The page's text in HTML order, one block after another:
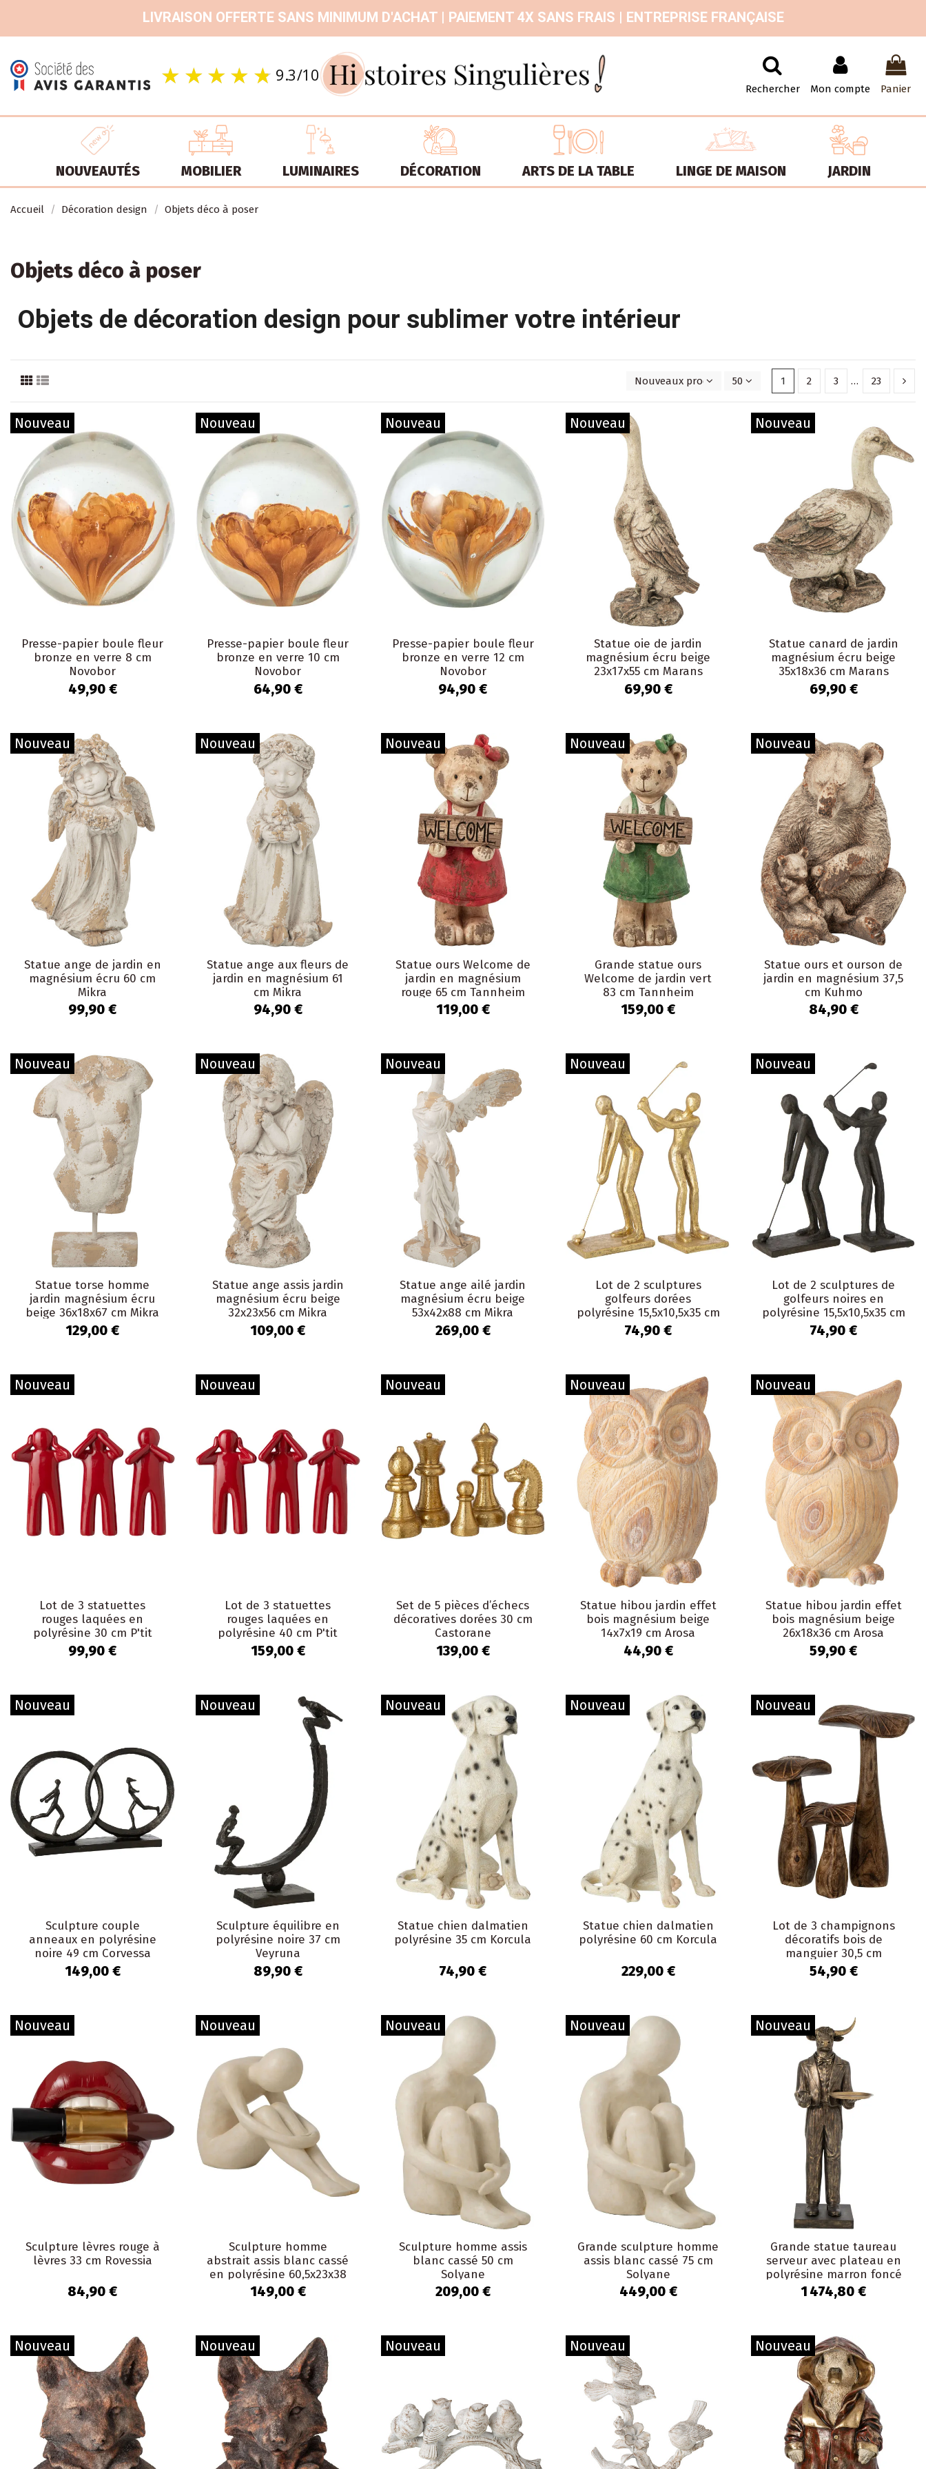
LIVRAISON OFFERTE SANS MINIMUM D'ACHAT | PAIEMENT 4X SANS FRAIS | ENTREPRISE FRANÇAISE
9.3/10 Rechercher Mon compte Panier
NOUVEAUTÉS MOBILIER LUMINAIRES DÉCORATION ARTS DE LA TABLE LINGE DE MAISON JARDIN
Accueil Décoration design Objets déco à poser
Objets déco à poser
Objets de décoration design pour sublimer votre intérieur
Nouveaux produits en premier
50 1 2 3 … 23
Nouveau
Presse-papier boule fleur
bronze en verre 8 cm
Novobor
49,90 €
Nouveau
Presse-papier boule fleur
bronze en verre 10 cm
Novobor
64,90 €
Nouveau
Presse-papier boule fleur
bronze en verre 12 cm
Novobor
94,90 €
Nouveau
Statue oie de jardin
magnésium écru beige
23x17x55 cm Marans
69,90 €
Nouveau
Statue canard de jardin
magnésium écru beige
35x18x36 cm Marans
69,90 €
Nouveau
Statue ange de jardin en
magnésium écru 60 cm
Mikra
99,90 €
Nouveau
Statue ange aux fleurs de
jardin en magnésium 61
cm Mikra
94,90 €
Nouveau
Statue ours Welcome de
jardin en magnésium
rouge 65 cm Tannheim
119,00 €
Nouveau
Grande statue ours
Welcome de jardin vert
83 cm Tannheim
159,00 €
Nouveau
Statue ours et ourson de
jardin en magnésium 37,5
cm Kuhmo
84,90 €
Nouveau
Statue torse homme
jardin magnésium écru
beige 36x18x67 cm Mikra
129,00 €
Nouveau
Statue ange assis jardin
magnésium écru beige
32x23x56 cm Mikra
109,00 €
Nouveau
Statue ange ailé jardin
magnésium écru beige
53x42x88 cm Mikra
269,00 €
Nouveau
Lot de 2 sculptures
golfeurs dorées
polyrésine 15,5x10,5x35 cm
Dornoch
74,90 €
Nouveau
Lot de 2 sculptures de
golfeurs noires en
polyrésine 15,5x10,5x35 cm
Dornoch
74,90 €
Nouveau
Lot de 3 statuettes
rouges laquées en
polyrésine 30 cm P'tit
Maurice
99,90 €
Nouveau
Lot de 3 statuettes
rouges laquées en
polyrésine 40 cm P'tit
Maurice
159,00 €
Nouveau
Set de 5 pièces d’échecs
décoratives dorées 30 cm
Castorane
139,00 €
Nouveau
Statue hibou jardin effet
bois magnésium beige
14x7x19 cm Arosa
44,90 €
Nouveau
Statue hibou jardin effet
bois magnésium beige
26x18x36 cm Arosa
59,90 €
Nouveau
Sculpture couple
anneaux en polyrésine
noire 49 cm Corvessa
149,00 €
Nouveau
Sculpture équilibre en
polyrésine noire 37 cm
Veyruna
89,90 €
Nouveau
Statue chien dalmatien
polyrésine 35 cm Korcula
74,90 €
Nouveau
Statue chien dalmatien
polyrésine 60 cm Korcula
229,00 €
Nouveau
Lot de 3 champignons
décoratifs bois de
manguier 30,5 cm
Aurland
54,90 €
Nouveau
Sculpture lèvres rouge à
lèvres 33 cm Rovessia
84,90 €
Nouveau
Sculpture homme
abstrait assis blanc cassé
en polyrésine 60,5x23x38
cm Solyane
149,00 €
Nouveau
Sculpture homme assis
blanc cassé 50 cm
Solyane
209,00 €
Nouveau
Grande sculpture homme
assis blanc cassé 75 cm
Solyane
449,00 €
Nouveau
Grande statue taureau
serveur avec plateau en
polyrésine marron foncé
194 cm Asterion
1 474,80 €
Nouveau Nouveau Nouveau Nouveau Nouveau